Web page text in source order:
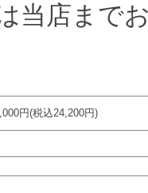
までお
円(税込24,200円)